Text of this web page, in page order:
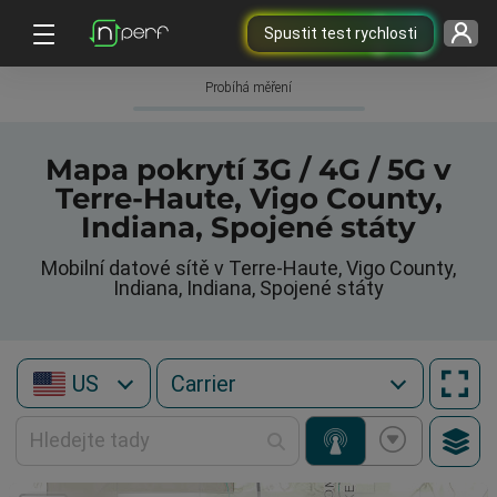
Spustit test rychlosti
Probíhá měření
Mapa pokrytí 3G / 4G / 5G v
Terre-Haute, Vigo County,
Indiana, Spojené státy
Mobilní datové sítě v Terre-Haute, Vigo County,
Indiana, Indiana, Spojené státy
US